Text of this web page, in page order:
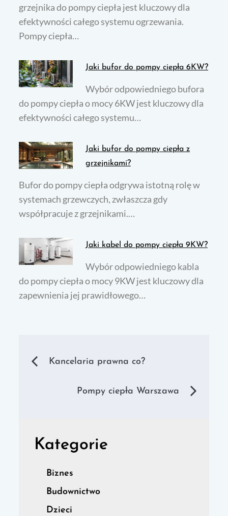
grzejnika do pompy ciepła jest kluczowy dla
efektywności całego systemu ogrzewania.
Pompy ciepła…
Jaki bufor do pompy ciepła 6KW?
Wybór odpowiedniego bufora
do pompy ciepła o mocy 6KW jest kluczowy dla
efektywności całego systemu…
Jaki bufor do pompy ciepła z
grzejnikami?
Bufor do pompy ciepła odgrywa istotną rolę w
systemach grzewczych, zwłaszcza gdy
współpracuje z grzejnikami.…
Jaki kabel do pompy ciepła 9KW?
Wybór odpowiedniego kabla
do pompy ciepła o mocy 9KW jest kluczowy dla
zapewnienia jej prawidłowego…
Nawigacja
wpisu
Kancelaria prawna co?
Pompy ciepła Warszawa
Kategorie
Biznes
Budownictwo
Dzieci